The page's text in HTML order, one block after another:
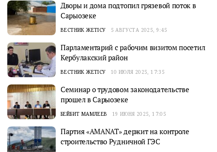
Дворы и дома подтопил грязевой поток в
Сарыозеке
ВЕСТНИК ЖЕТІСУ 5 АВГУСТА 2025, 9:45
Парламентарий с рабочим визитом посетил
Кербулакский район
ВЕСТНИК ЖЕТІСУ 10 ИЮЛЯ 2025, 17:35
Семинар о трудовом законодательстве
прошел в Сарыозеке
БЕЙБИТ МАМЛЕЕВ 19 ИЮНЯ 2025, 17:05
Партия «AMANAT» держит на контроле
строительство Рудничной ГЭС